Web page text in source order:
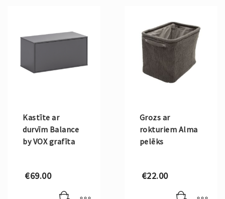
Kastīte ar
durvīm Balance
by VOX grafīta
€69.00
Grozs ar
rokturiem Alma
pelēks
€22.00